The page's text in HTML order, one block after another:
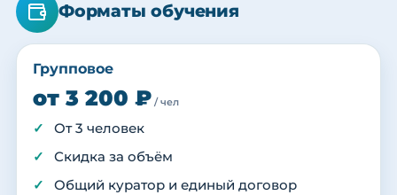
Форматы обучения
Групповое
от 3 200 ₽ / чел
От 3 человек
Скидка за объём
Общий куратор и единый договор